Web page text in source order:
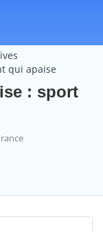
qui apaise
: sport